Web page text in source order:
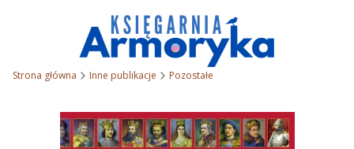
Strona główna Inne publikacje Pozostałe